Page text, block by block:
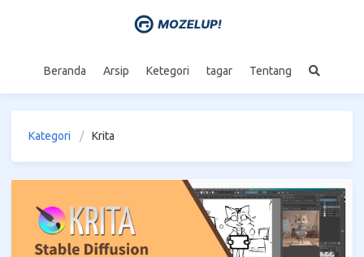
Beranda Arsip Ketegori tagar Tentang
Kategori Krita